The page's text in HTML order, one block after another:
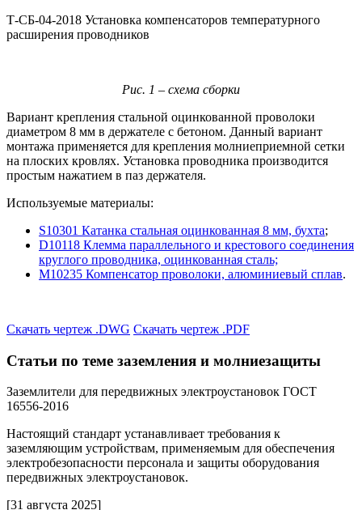
Т-СБ-04-2018 Установка компенсаторов температурного
расширения проводников
Рис. 1 – схема сборки
Вариант крепления стальной оцинкованной проволоки
диаметром 8 мм в держателе с бетоном. Данный вариант
монтажа применяется для крепления молниеприемной сетки
на плоских кровлях. Установка проводника производится
простым нажатием в паз держателя.
Используемые материалы:
S10301 Катанка стальная оцинкованная 8 мм, бухта;
D10118 Клемма параллельного и крестового соединения
круглого проводника, оцинкованная сталь;
M10235 Компенсатор проволоки, алюминиевый сплав.
Скачать чертеж .DWG Скачать чертеж .PDF
Статьи по теме заземления и молниезащиты
Заземлители для передвижных электроустановок ГОСТ
16556-2016
Настоящий стандарт устанавливает требования к
заземляющим устройствам, применяемым для обеспечения
электробезопасности персонала и защиты оборудования
передвижных электроустановок.
[31 августа 2025]